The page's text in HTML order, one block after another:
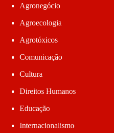
Agronegócio
Agroecologia
Agrotóxicos
Comunicação
Cultura
Direitos Humanos
Educação
Internacionalismo